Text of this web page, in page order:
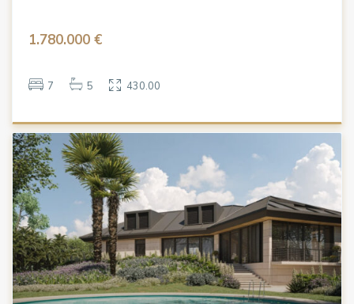
1.780.000 €
7 5 430.00